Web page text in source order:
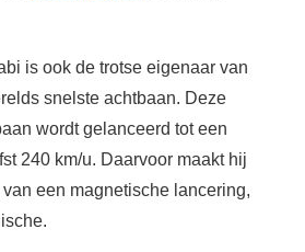
is ook de trotse eigenaar van
snelste achtbaan. Deze
wordt gelanceerd tot een
240 km/u. Daarvoor maakt hij
een magnetische lancering,